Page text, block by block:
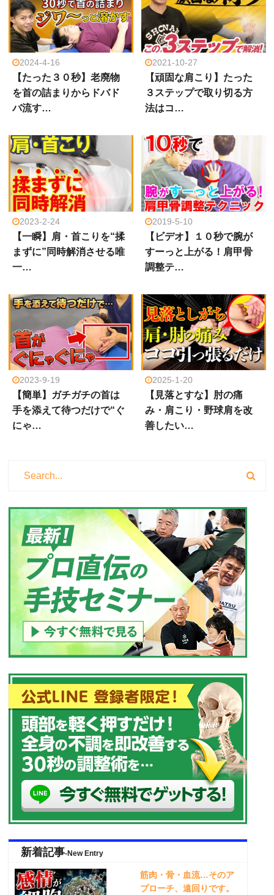
2024-4-16
【たった３０秒】老廃物
を首の詰まりからドバド
バ流す…
2021-10-27
【頑固な肩こり】たった
３ステップで取り切る方
法はコ…
2023-2-24
【一瞬】肩・首こりを“揉
まずに”同時解消させる唯
一…
2019-5-10
【ビデオ】１０秒で腕が
すーっと上がる！肩甲骨
調整テ…
2023-9-19
【簡単】ガチガチの首は
手を添えて待つだけで“ぐ
にゃ…
2025-1-20
【見落とすな】肘の痛
み・肩こり・野球肩を改
善したい…
新着記事-New Entry
筋肉・骨・血流…そのア
プローチ、遠回りです。